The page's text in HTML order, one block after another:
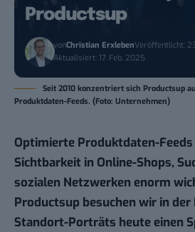
Productsup
vonChristian ErxlebenVeröffentlicht:
Aktualisiert: 17. Feb. 2025
Seit 2010 konzentriert sich Productsup
Produktdaten-Feeds. (Foto: Unternehmen)
Optimierte Produktdaten-
Sichtbarkeit in Online-Shops,
sozialen Netzwerken enorm
Productsup besuchen wir in der
Standort-Porträts heute einen